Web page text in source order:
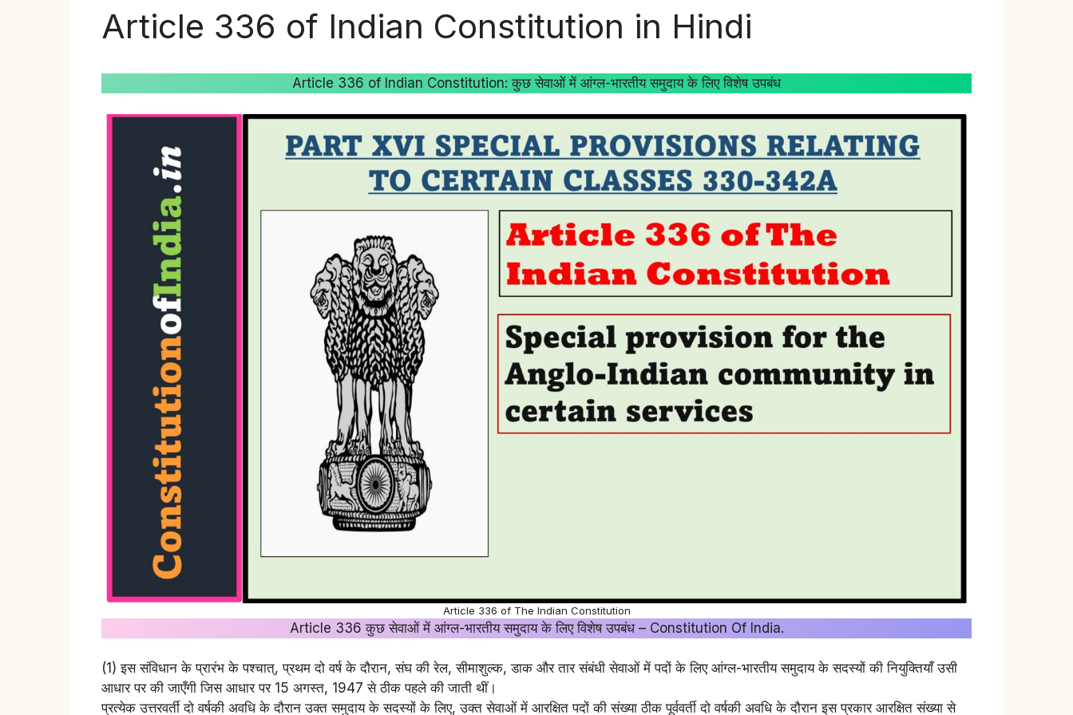
Article 336 of Indian Constitution in Hindi
Article 336 of Indian Constitution: कुछ सेवाओं में आंग्ल-भारतीय समुदाय के लिए विशेष उपबंध
Article 336 of The Indian Constitution
Article 336 कुछ सेवाओं में आंग्ल-भारतीय समुदाय के लिए विशेष उपबंध – Constitution Of India.
(1) इस संविधान के प्रारंभ के पश्चात्‌, प्रथम दो वर्ष के दौरान, संघ की रेल, सीमाशुल्क, डाक और तार संबंधी सेवाओं में पदों के लिए आंग्ल-भारतीय समुदाय के सदस्यों की नियुक्तियाँ उसी
आधार पर की जाएँगी जिस आधार पर 15 अगस्त, 1947 से ठीक पहले की जाती थीं।
प्रत्येक उत्तरवर्ती दो वर्षकी अवधि के दौरान उक्त समुदाय के सदस्यों के लिए, उक्त सेवाओं में आरक्षित पदों की संख्या ठीक पूर्ववर्ती दो वर्षकी अवधि के दौरान इस प्रकार आरक्षित संख्या से